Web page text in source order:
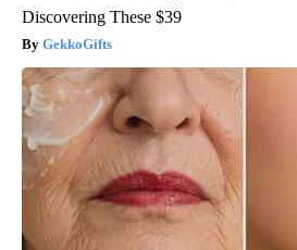
Discovering These $39
GekkoGifts